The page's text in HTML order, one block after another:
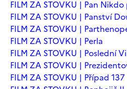
FILM ZA STOVKU | Pan
FILM ZA STOVKU | Panství
FILM ZA STOVKU |
FILM ZA STOVKU | Perla
FILM ZA STOVKU | Poslední
FILM ZA STOVKU |
FILM ZA STOVKU | Případ 137